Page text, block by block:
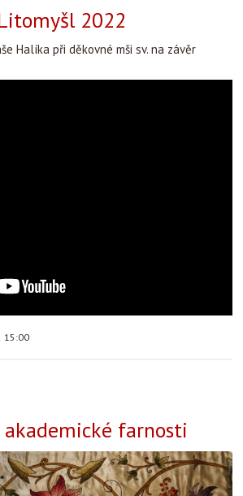
2022
Halíka při děkovné mši sv. na závěr
15:00
farnosti